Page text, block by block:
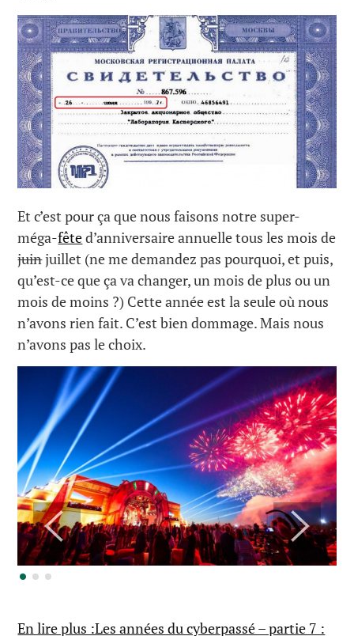
Et c’est pour ça que nous faisons notre super-
méga-fêted’anniversaire annuelle tous les mois de
juinjuillet (ne me demandez pas pourquoi, et puis,
qu’est-ce que ça va changer, un mois de plus ou un
mois de moins ?) Cette année est la seule où nous
n’avons rien fait. C’est bien dommage. Mais nous
n’avons pas le choix.
En lire plus :Les années du cyberpassé – partie 7 :